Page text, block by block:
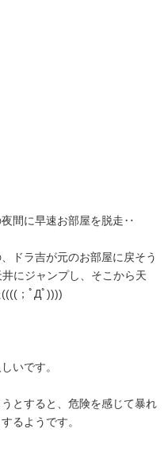
間に早速お部屋を脱走‥
ドラ吉が元のお部屋に戻そう
にジャンプし、そこから天
；ﾟДﾟ))))
いです。
とすると、危険を感じて暴れ
るようです。